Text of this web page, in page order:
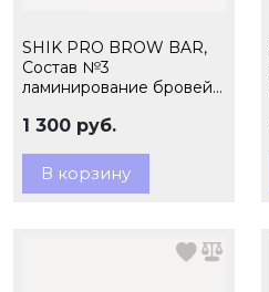
SHIK PRO BROW BAR,
Состав №3
ламинирование бровей
1 300 руб.
В корзину